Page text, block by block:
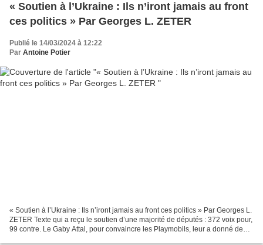
« Soutien à l’Ukraine : Ils n’iront jamais au front
ces politics » Par Georges L. ZETER
Publié le 14/03/2024 à 12:22
Par Antoine Potier
« Soutien à l’Ukraine : Ils n’iront jamais au front ces politics » Par Georges L.
ZETER Texte qui a reçu le soutien d’une majorité de députés : 372 voix pour,
99 contre. Le Gaby Attal, pour convaincre les Playmobils, leur a donné de